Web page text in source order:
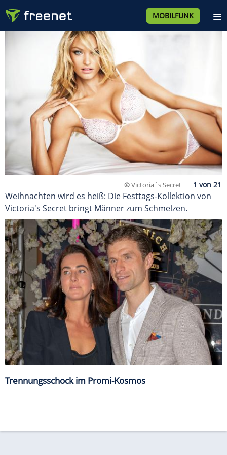
MOBILFUNK
©Victoria´s Secret
Weihnachten wird es heiß: Die Festtags-Kollektion von
Victoria's Secret bringt Männer zum Schmelzen.
Trennungsschock im Promi-Kosmos